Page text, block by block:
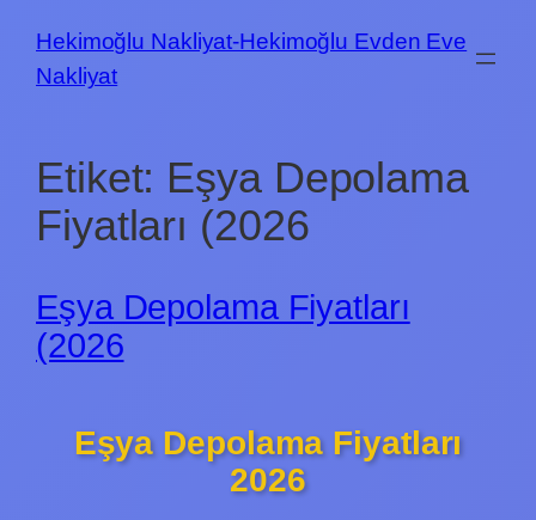
geçHekimoğlu Nakliyat-Hekimoğlu Evden Eve
Nakliyat
Etiket: Eşya Depolama
Fiyatları (2026
Eşya Depolama Fiyatları
(2026
Eşya Depolama Fiyatları
2026